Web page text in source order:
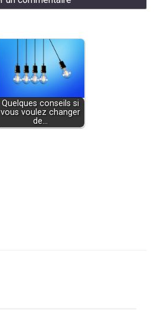
Quelques conseils si
vous voulez changer
de…